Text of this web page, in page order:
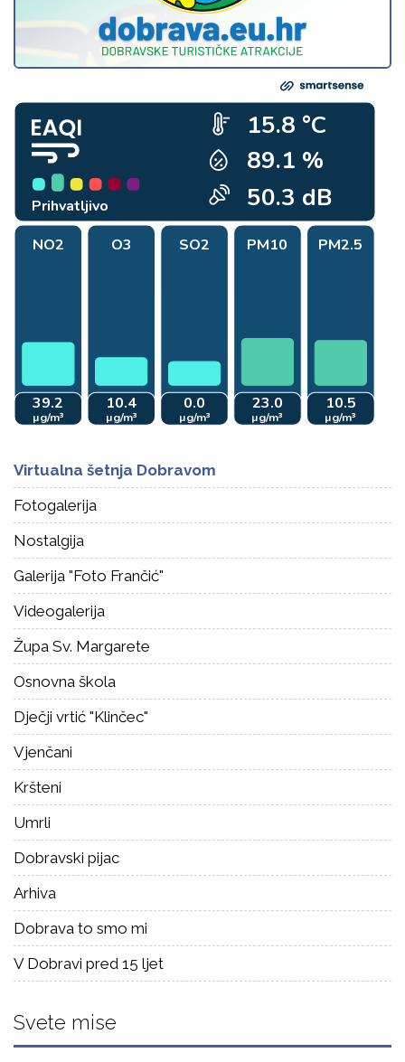
Virtualna šetnja Dobravom
Fotogalerija
Nostalgija
Galerija "Foto Frančić"
Videogalerija
Župa Sv. Margarete
Osnovna škola
Dječji vrtić "Klinčec"
Vjenčani
Kršteni
Umrli
Dobravski pijac
Arhiva
Dobrava to smo mi
V Dobravi pred 15 ljet
Svete mise